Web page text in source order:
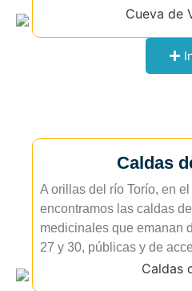
Caldas
A orillas del río Torío, en
encontramos las caldas
medicinales que emanan
27 y 30, públicas y de